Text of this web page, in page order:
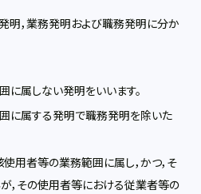
明，業務発明および職務発明に分か
に属しない発明をいいます。
に属する発明で職務発明を除いた
用者等の業務範囲に属し，かつ，そ
，その使用者等における従業者等の